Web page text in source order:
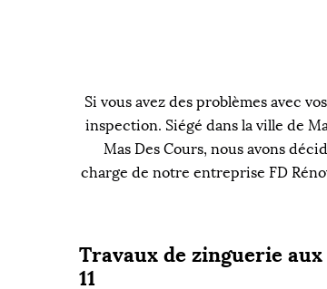
Si vous avez des problèmes avec
inspection. Siégé dans la ville de
Mas Des Cours, nous avons
charge de notre entreprise FD
Travaux de zinguerie
11